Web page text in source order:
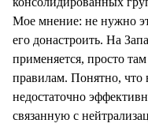
Мое мнение: не нужно
его донастроить. На
применяется, просто
правилам. Понятно,
недостаточно
связанную с